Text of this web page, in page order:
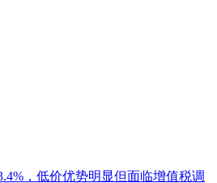
，低价优势明显但面临增值税调